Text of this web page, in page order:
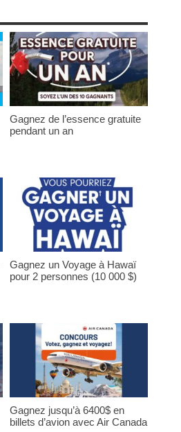
Gagnez de l’essence gratuite
pendant un an
Gagnez un Voyage à Hawaï
pour 2 personnes (10 000 $)
Gagnez jusqu’à 6400$ en
billets d’avion avec Air Canada